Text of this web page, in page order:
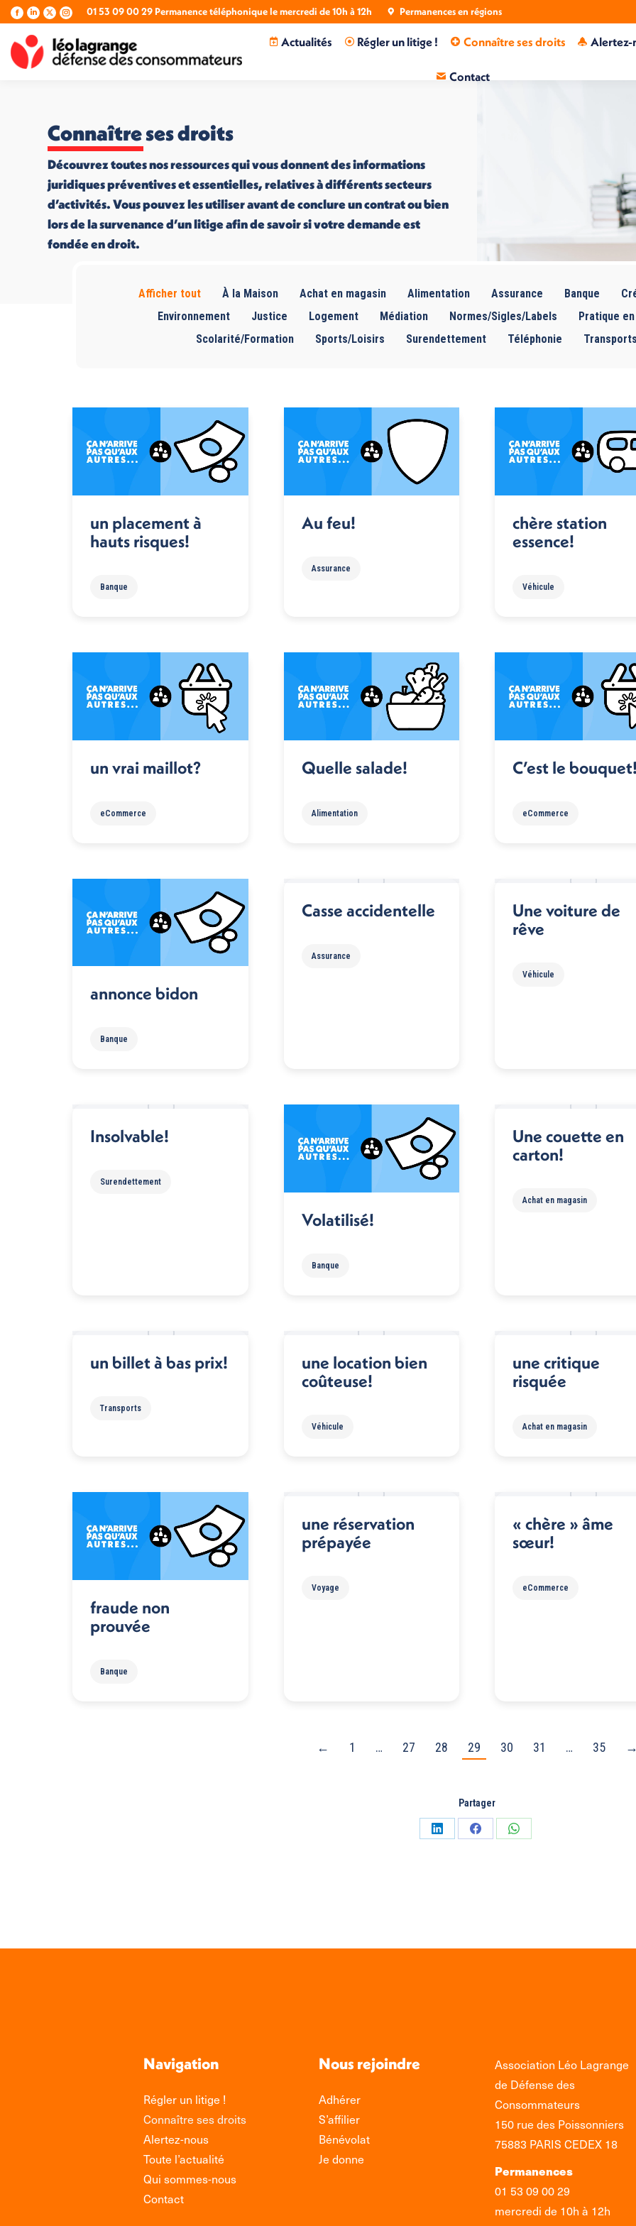
La
Facebook
s'ouvre
dans
La
LinkedIn
s'ouvre
dans
La
X
s'ouvre
dans
La
Instagram
s'ouvre
dans
01 53 09 00 29 Permanence téléphonique le mercredi de 10h à 12h Permanences en régions
Actualités Régler un litige ! Connaître ses droits Alertez-
Contact
Connaître ses droits
Découvrez toutes nos ressources qui vous donnent des informations
juridiques préventives et essentielles, relatives à différents secteurs
d’activités. Vous pouvez les utiliser avant de conclure un contrat ou bien
lors de la survenance d’un litige afin de savoir si votre demande est
fondée en droit.
Afficher tout À la Maison Achat en magasin Alimentation Assurance Banque
Environnement
Justice Logement Médiation Normes/Sigles/Labels
Pratique
Scolarité/Formation
Sports/Loisirs Surendettement Téléphonie
un placement à
hauts risques!
Banque
Au feu!
Assurance
chère station
essence!
Véhicule
un vrai maillot?
eCommerce
Quelle salade!
Alimentation
C’est le
eCommerce
annonce bidon
Banque
Casse accidentelle
Assurance
Une voiture de
rêve
Véhicule
Insolvable!
Surendettement
Volatilisé!
Banque
Une couette en
carton!
Achat en magasin
un billet à bas prix!
Transports
une location bien
coûteuse!
Véhicule
une critique
risquée
Achat en magasin
fraude non
prouvée
Banque
une réservation
prépayée
Voyage
« chère » âme
sœur!
eCommerce
← 1 … 27 28 29 30 31 … 35
Partager
PartagerPartagerPartager
Navigation
Régler un litige !
Connaître ses droits
Alertez-nous
Toute l’actualité
Qui sommes-nous
Contact
Nous rejoindre
Adhérer
S’affilier
Bénévolat
Je donne
Association Léo Lagrange
de Défense des
Consommateurs
150 rue des Poissonniers
75883 PARIS CEDEX 18
Permanences
01 53 09 00 29
mercredi de 10h à 12h